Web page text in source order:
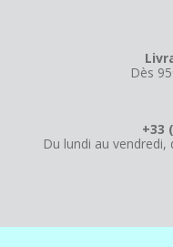
Dès
+33
Du lundi au